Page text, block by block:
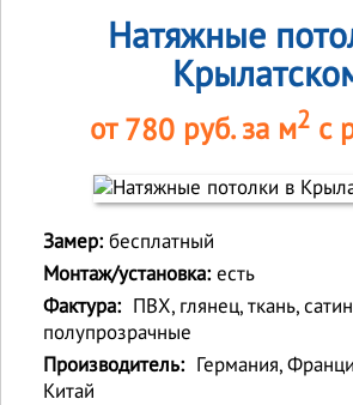
Натяжные
от 780руб. за м2с
Замер:бесплатный
Монтаж/установка:есть
Фактура: ПВХ, глянец, ткань,
полупрозрачные
Производитель: Германия,
Китай